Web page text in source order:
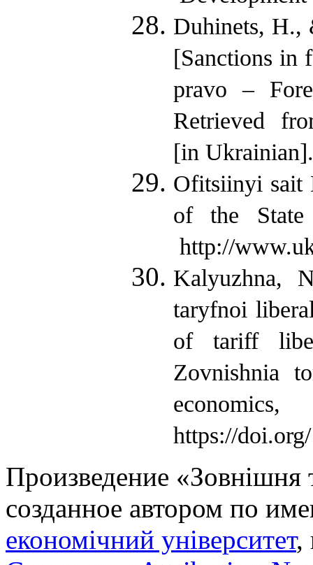
Duhinets, H.,
[Sanctions in
pravo –
Retrieved
[in Ukrainian].
Ofitsiinyi sait
of the State
http://
Kalyuzhna,
taryfnoi
of tariff
Zovnishnia
https://
Произведение «Зовнішня
созданное автором по
економічний університет,